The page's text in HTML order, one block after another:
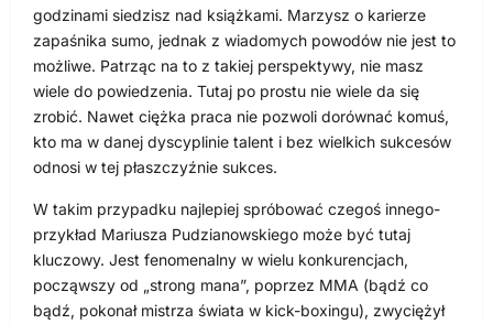
godzinami siedzisz nad książkami. Marzysz o karierze
zapaśnika sumo, jednak z wiadomych powodów nie jest to
możliwe. Patrząc na to z takiej perspektywy, nie masz
wiele do powiedzenia. Tutaj po prostu nie wiele da się
zrobić. Nawet ciężka praca nie pozwoli dorównać komuś,
kto ma w danej dyscyplinie talent i bez wielkich sukcesów
odnosi w tej płaszczyźnie sukces.
W takim przypadku najlepiej spróbować czegoś innego-
przykład Mariusza Pudzianowskiego może być tutaj
kluczowy. Jest fenomenalny w wielu konkurencjach,
począwszy od „strong mana”, poprzez MMA (bądź co
bądź, pokonał mistrza świata w kick-boxingu), zwyciężył